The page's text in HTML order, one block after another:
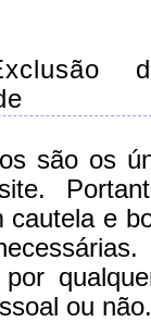
são os
cautela e
por
ou não.